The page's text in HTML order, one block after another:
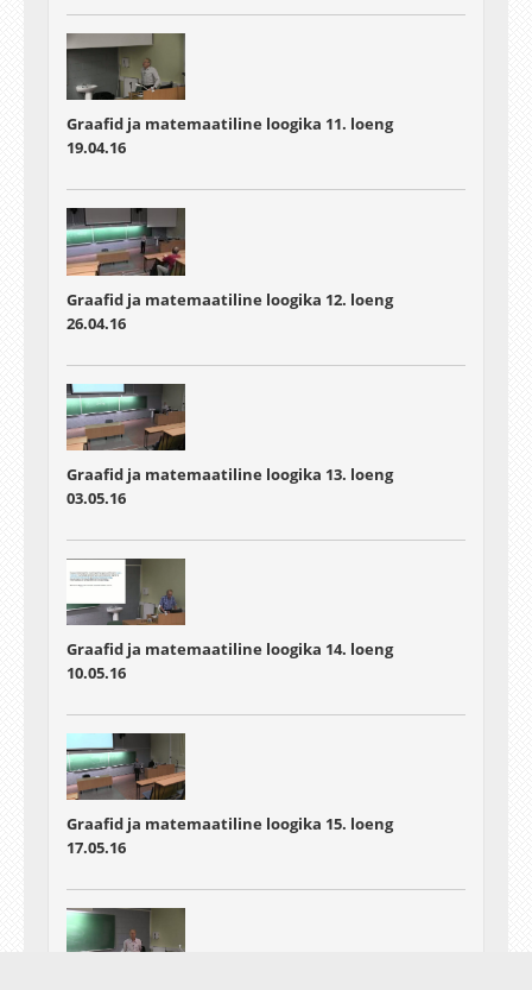
Graafid ja matemaatiline loogika 11. loeng
19.04.16
Graafid ja matemaatiline loogika 12. loeng
26.04.16
Graafid ja matemaatiline loogika 13. loeng
03.05.16
Graafid ja matemaatiline loogika 14. loeng
10.05.16
Graafid ja matemaatiline loogika 15. loeng
17.05.16